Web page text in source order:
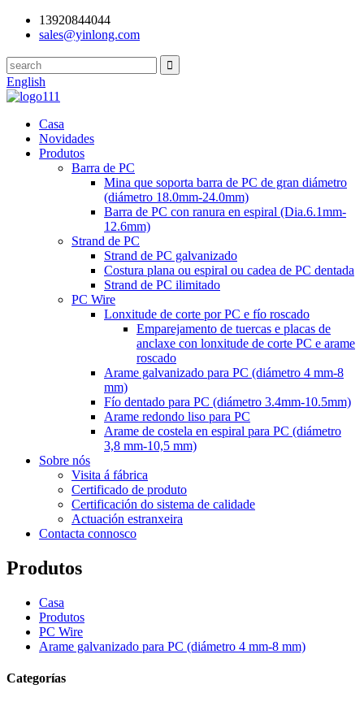
13920844044
sales@yinlong.com
English
Casa
Novidades
Produtos
Barra de PC
Mina que soporta barra de PC de gran diámetro
(diámetro 18.0mm-24.0mm)
Barra de PC con ranura en espiral (Dia.6.1mm-
12.6mm)
Strand de PC
Strand de PC galvanizado
Costura plana ou espiral ou cadea de PC dentada
Strand de PC ilimitado
PC Wire
Lonxitude de corte por PC e fío roscado
Emparejamento de tuercas e placas de
anclaxe con lonxitude de corte PC e arame
roscado
Arame galvanizado para PC (diámetro 4 mm-8
mm)
Fío dentado para PC (diámetro 3.4mm-10.5mm)
Arame redondo liso para PC
Arame de costela en espiral para PC (diámetro
3,8 mm-10,5 mm)
Sobre nós
Visita á fábrica
Certificado de produto
Certificación do sistema de calidade
Actuación estranxeira
Contacta connosco
Produtos
Casa
Produtos
PC Wire
Arame galvanizado para PC (diámetro 4 mm-8 mm)
Categorías